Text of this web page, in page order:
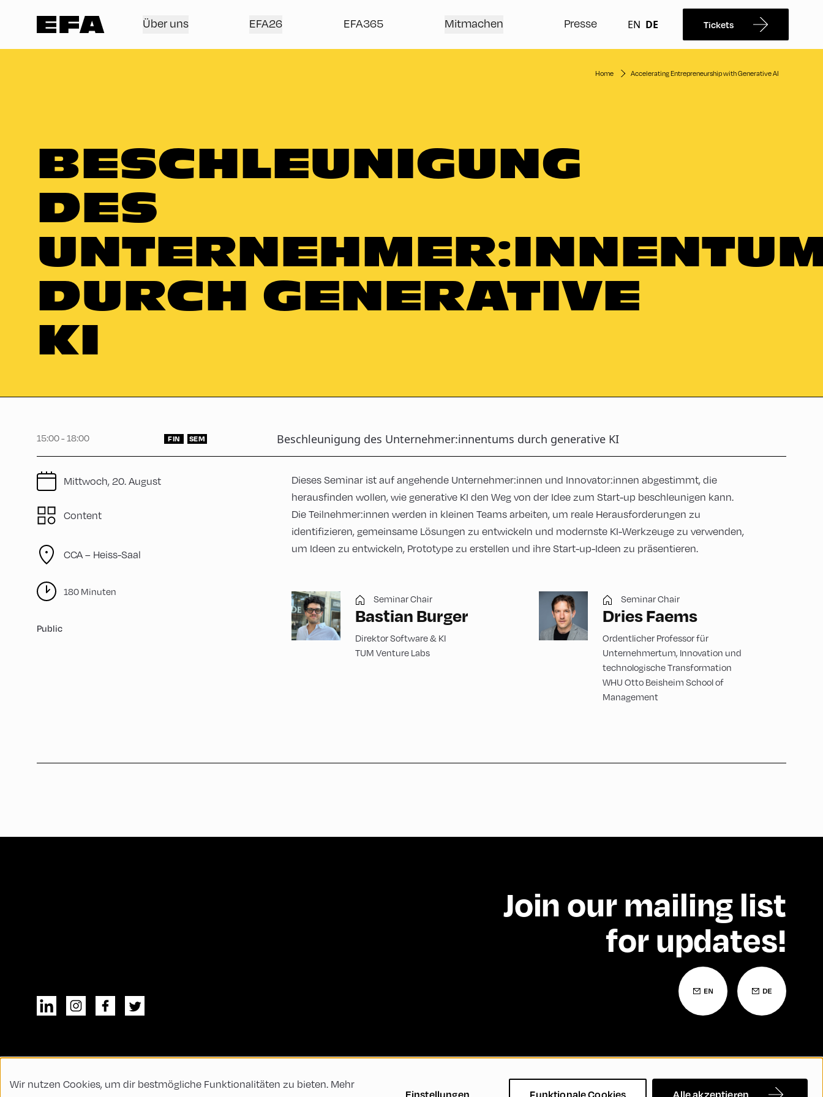
Über uns EFA26 EFA365 Mitmachen Presse EN DE Tickets
Home Accelerating Entrepreneurship with Generative AI
BESCHLEUNIGUNG
DES
DURCH GENERATIVE
KI
15:00 - 18:00 FIN SEM Beschleunigung des Unternehmer:innentums durch generative KI
Mittwoch, 20. August
Content
CCA – Heiss-Saal
180 Minuten
Public
Dieses Seminar ist auf angehende Unternehmer:innen und Innovator:innen abgestimmt, die
herausfinden wollen, wie generative KI den Weg von der Idee zum Start-up beschleunigen kann.
Die Teilnehmer:innen werden in kleinen Teams arbeiten, um reale Herausforderungen zu
identifizieren, gemeinsame Lösungen zu entwickeln und modernste KI-Werkzeuge zu verwenden,
um Ideen zu entwickeln, Prototype zu erstellen und ihre Start-up-Ideen zu präsentieren.
Seminar Chair
Bastian Burger
Direktor Software & KI
TUM Venture Labs
Seminar Chair
Dries Faems
Ordentlicher Professor für
Unternehmertum, Innovation und
technologische Transformation
WHU Otto Beisheim School of
Management
Join our mailing list
for updates!
© All rights reserved Allgemeine Geschäftsbedingungen FAQs
Wir nutzen Cookies, um dir bestmögliche Funktionalitäten zu bieten. Mehr
Einstellungen Funktionale Cookies Alle akzeptieren